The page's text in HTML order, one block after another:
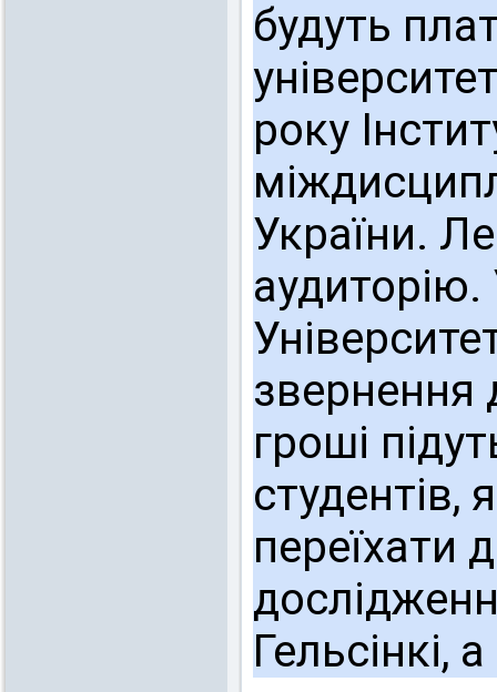
будуть
року
України.
аудиторію.
звернення
гроші
студентів,
переїхати
Гельсінкі,